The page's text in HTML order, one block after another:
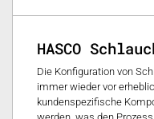
HASCO
Die Konfiguration von
immer wieder vor
kundenspezifische
werden, was den